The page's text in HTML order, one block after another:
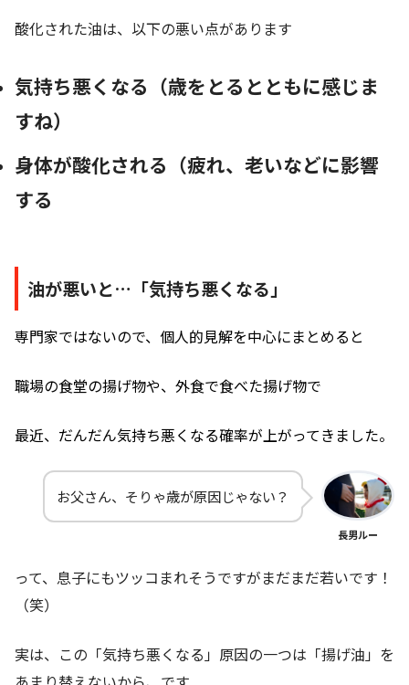
酸化された油は、以下の悪い点があります
気持ち悪くなる（歳をとるとともに感じま
すね）
身体が酸化される（疲れ、老いなどに影響
する
油が悪いと… 「気持ち悪くなる」
専門家ではないので、個人的見解を中心にまとめると
職場の食堂の揚げ物や、外食で食べた揚げ物で
最近、だんだん気持ち悪くなる確率が上がってきました。
お父さん、そりゃ歳が原因じゃない？
長男ルー
って、息子にもツッコまれそうですがまだまだ若いです！
（笑）
実は、この「気持ち悪くなる」原因の一つは「揚げ油」を